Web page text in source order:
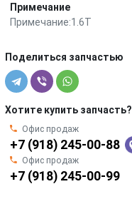
Примечание
Примечание:1.6T
Поделиться запчастью
Хотите купить запчасть?
Офис продаж
+7 (918) 245-00-88
Офис продаж
+7 (918) 245-00-99